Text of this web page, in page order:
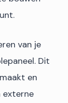
van je
Dit
en
externe